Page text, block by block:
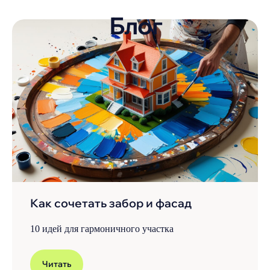
Как сочетать забор и фасад
10 идей для гармоничного участка
Читать
Наверх↑
Ответы на частые вопросы
Оплата и доставка
Отзывы
О компании
Главная
Водосточная система
Покрытия и цвета
Каталог
Кровельные материалы
Фасадные материалы
Заборы и ограждения